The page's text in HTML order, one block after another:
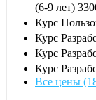
(6-9 лет)
Курс
Курс
Курс
Курс
Все цены